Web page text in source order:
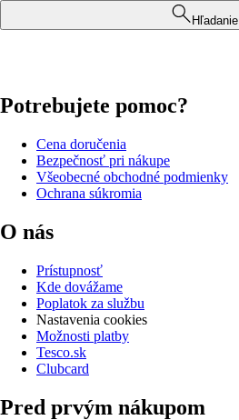
Hľadanie
Potrebujete pomoc?
Cena doručenia
Bezpečnosť pri nákupe
Všeobecné obchodné podmienky
Ochrana súkromia
O nás
Prístupnosť
Kde dovážame
Poplatok za službu
Nastavenia cookies
Možnosti platby
Tesco.sk
Clubcard
Pred prvým nákupom